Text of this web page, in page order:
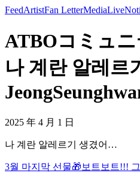
FeedArtistFan LetterMediaLive
ATBOコミュ
나 계란 알레
2025 年 4 月 1 日
나 계란 알레르기 생겼어…
3월 마지막 선물🎁 보트보트!!!